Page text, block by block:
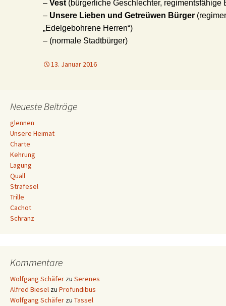
– Vest (bürgerliche Geschlechter, regimentsfähige
– Unsere Lieben und Getreüwen Bürger
„Edelgebohrene Herren“)
– (normale Stadtbürger)
13. Januar 2016
Neueste Beiträge
glennen
Unsere Heimat
Charte
Kehrung
Lagung
Quall
Strafesel
Trille
Cachot
Schranz
Kommentare
Wolfgang Schäfer zu Serenes
Alfred Biesel zu Profundibus
Wolfgang Schäfer zu Tassel